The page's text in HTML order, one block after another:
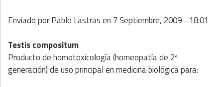
Enviado porPablo Lastrasen 7 Septiembre, 2009 - 18:01
Testis compositum
Producto de homotoxicología (homeopatía de 2ª
generación) de uso principal en medicina biológica para: